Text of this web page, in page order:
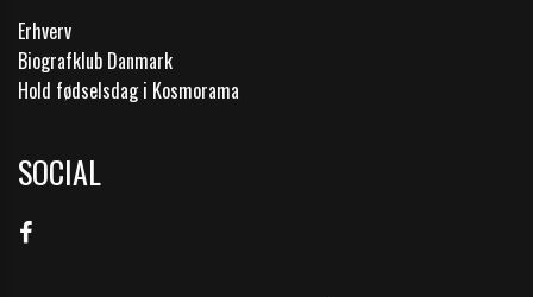
Erhverv
Biografklub Danmark
Hold fødselsdag i Kosmorama
SOCIAL